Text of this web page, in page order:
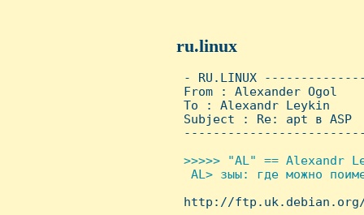
ru.linux
- RU.LINUX
From : Alexander
To : Alexandr Leykin
Subject : Re: apt в ASP
>>>>> "AL" == Alexandr
AL> зыы: где можно
http://ftp.uk.debian.org/